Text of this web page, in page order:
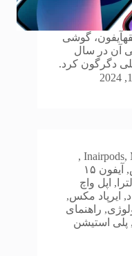
مطالعه مطلب: ۹ دقیقهآیفون، گوشی
آن در سال
Inairpods,
,
,
آیفون ۱۵
, اپل واچ
, ایرپاد مکس,
, راهنمای
, پلی استیشن